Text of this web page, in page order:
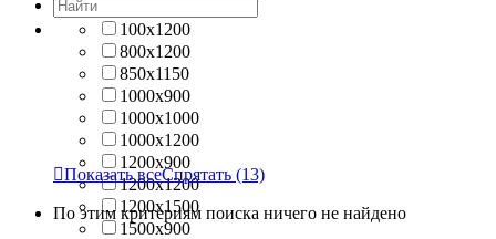
100x1200
800х1200
850х1150
1000х900
1000x1000
1000x1200
1200х900
1200x1200
1200x1500
1500х900
Показать всеСпрятать (13)
По этим критериям поиска ничего не найдено